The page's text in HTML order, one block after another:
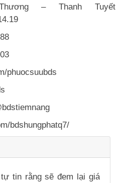
– Thanh Tuyết
phuocsuubds
bdshungphatq7/
tin rằng sẽ đem lại giá